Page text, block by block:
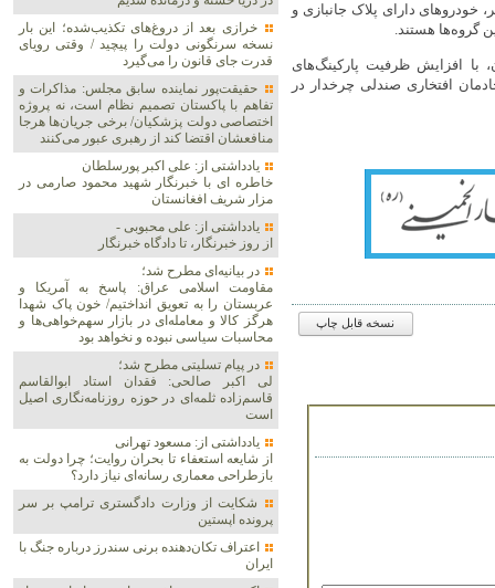
خودروهای دارای پلاک جانبازی و
گروه‌ها هستند.
با افزایش ظرفیت پارکینگ‌های
افتخاری صندلی چرخدار در
نسخه قابل چاپ
خرازی بعد از دروغ‌های تکذیب‌شده؛ این بار
نسخه سرنگونی دولت را پیچید / وقتی رویای
قدرت جای قانون را می‌گیرد
حقیقت‌پور نماینده سابق مجلس: مذاکرات و
تفاهم با پاکستان تصمیم نظام است، نه پروژه
اختصاصی دولت پزشکیان/ برخی جریان‌ها هرجا
منافعشان اقتضا کند از رهبری عبور می‌کنند
یادداشتی از: علی اکبر پورسلطان
خاطره ای با خبرنگار شهید محمود صارمی در
مزار شریف افغانستان
یادداشتی از: علی محبوبی -
از روز خبرنگار، تا دادگاه خبرنگار
در بیانیه‌ای مطرح شد؛
مقاومت اسلامی عراق: پاسخ به آمریکا و
عربستان را به تعویق انداختیم/ خون پاک شهدا
هرگز کالا و معامله‌ای در بازار سهم‌خواهی‌ها و
محاسبات سیاسی نبوده و نخواهد بود
در پیام تسلیتی مطرح شد؛
لی اکبر صالحی: فقدان استاد ابوالقاسم
قاسم‌زاده ثلمه‌ای در حوزه روزنامه‌نگاری اصیل
است
یادداشتی از: مسعود تهرانی
از شایعه استعفاء تا بحران روایت؛ چرا دولت به
بازطراحی معماری رسانه‌ای نیاز دارد؟
شکایت از وزارت دادگستری ترامپ بر سر
پرونده اپستین
اعتراف تکان‌دهنده برنی سندرز درباره جنگ با
ایران